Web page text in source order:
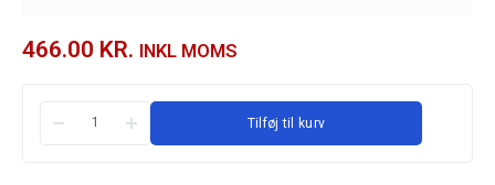
466.00 KR. INKL MOMS
Tilføj til kurv